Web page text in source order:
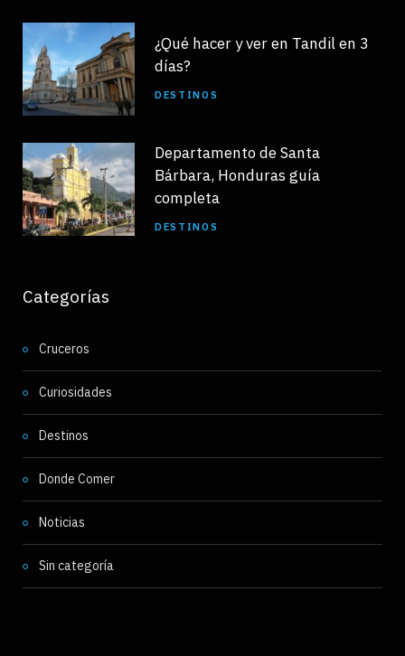
¿Qué hacer y ver en Tandil en 3
días?
DESTINOS
Departamento de Santa
Bárbara, Honduras guía
completa
DESTINOS
Categorías
Cruceros
Curiosidades
Destinos
Donde Comer
Noticias
Sin categoría